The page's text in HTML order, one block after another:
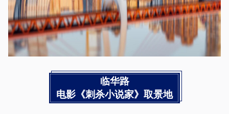
临华路
电影《刺杀小说家》取景地